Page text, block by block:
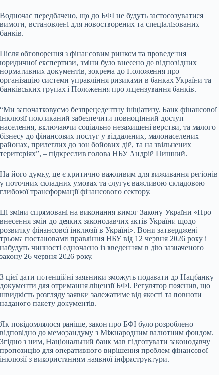
Водночас передбачено, що до БФІ не будуть застосовуватися
вимоги, встановлені для новостворених та спеціалізованих
банків.
Після обговорення з фінансовим ринком та проведення
юридичної експертизи, зміни було внесено до відповідних
нормативних документів, зокрема до Положення про
організацію системи управління ризиками в банках України та
банківських групах і Положення про ліцензування банків.
“Ми започатковуємо безпрецедентну ініціативу. Банк фінансової
інклюзії покликаний забезпечити повноцінний доступ
населення, включаючи соціально незахищені верстви, та малого
бізнесу до фінансових послуг у віддалених, малонаселених
районах, прилеглих до зон бойових дій, та на звільнених
територіях”, – підкреслив голова НБУ Андрій Пишний.
На його думку, це є критично важливим для виживання регіонів
у поточних складних умовах та слугує важливою складовою
глибокої трансформації фінансового сектору.
Ці зміни спрямовані на виконання вимог Закону України «Про
внесення змін до деяких законодавчих актів України щодо
розвитку фінансової інклюзії в Україні». Вони затверджені
трьома постановами правління НБУ від 12 червня 2026 року і
набудуть чинності одночасно із введенням в дію зазначеного
закону 26 червня 2026 року.
З цієї дати потенційні заявники зможуть подавати до Нацбанку
документи для отримання ліцензії БФІ. Регулятор пояснив, що
швидкість розгляду заявки залежатиме від якості та повноти
наданого пакету документів.
Як повідомлялося раніше, закон про БФІ було розроблено
відповідно до меморандуму з Міжнародним валютним фондом.
Згідно з ним, Національний банк мав підготувати законодавчу
пропозицію для оперативного вирішення проблем фінансової
інклюзії з використанням наявної інфраструктури.